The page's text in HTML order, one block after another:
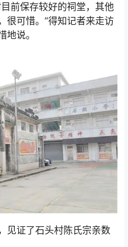
前保存较好的祠堂，其他
很可惜。”得知记者来走访
说。
见证了石头村陈氏宗亲数